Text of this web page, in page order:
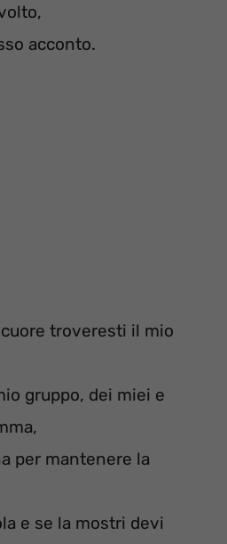
acconto.
troveresti il mio
gruppo, dei miei e
per mantenere la
e se la mostri devi